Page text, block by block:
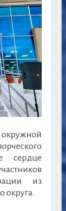
сердце
из
округа.